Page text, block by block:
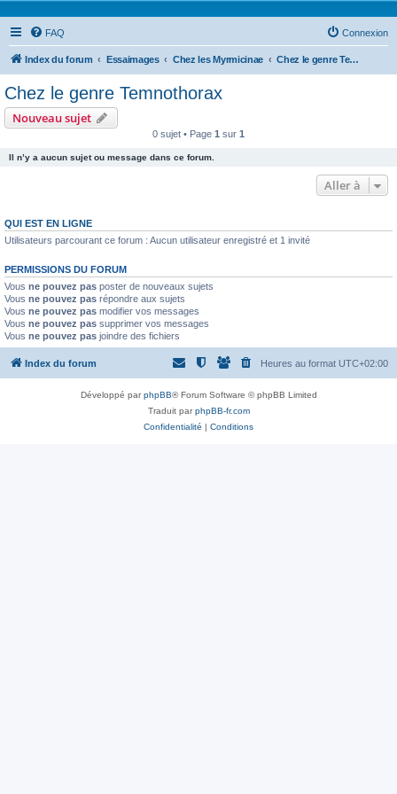
FAQ Connexion
Index du forum Essaimages Chez les Myrmicinae Chez le genre Temnothorax
Chez le genre Temnothorax
Nouveau sujet
0 sujet • Page 1 sur 1
Il n’y a aucun sujet ou message dans ce forum.
Aller à
QUI EST EN LIGNE
Utilisateurs parcourant ce forum : Aucun utilisateur enregistré et 1 invité
PERMISSIONS DU FORUM
Vous ne pouvez pas poster de nouveaux sujets
Vous ne pouvez pas répondre aux sujets
Vous ne pouvez pas modifier vos messages
Vous ne pouvez pas supprimer vos messages
Vous ne pouvez pas joindre des fichiers
Index du forum Heures au format UTC+02:00
Développé parphpBB® Forum Software © phpBB Limited
Traduit parphpBB-fr.com
Confidentialité | Conditions